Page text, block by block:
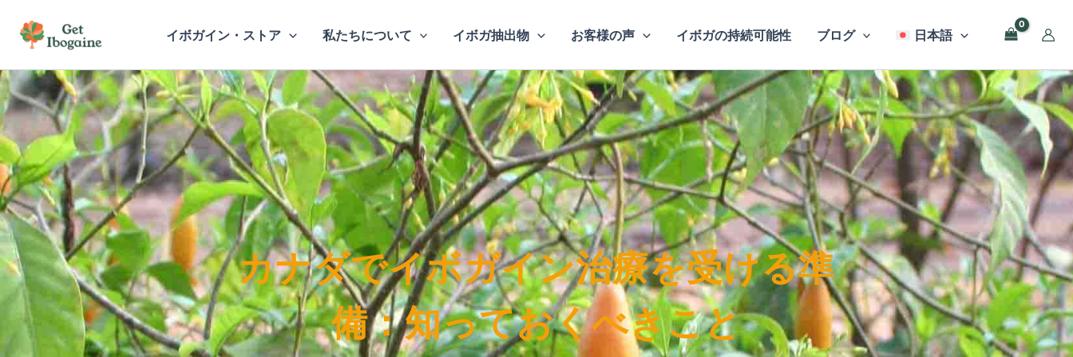
ス
キ
ッ
プ
イボガイン・ストア 私たちについて イボガ抽出物 お客様の声 イボガの持続可能性 ブログ 日本語
カナダでイボガイン治療を受ける準
備：知っておくべきこと